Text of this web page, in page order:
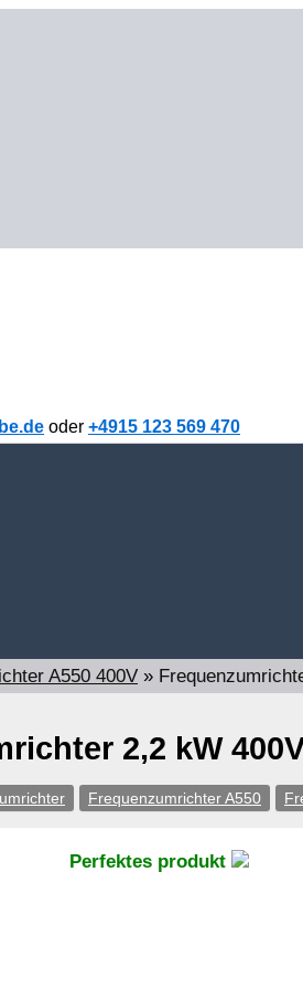
oder +4915 123 569 470
A550 400V »
2,2 kW
Frequenzumrichter A550
Perfektes produkt